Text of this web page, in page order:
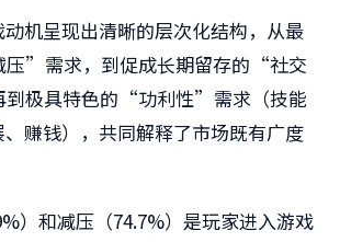
机呈现出清晰的层次化结构，从最
”需求，到促成长期留存的“社交
极具特色的“功利性”需求（技能
赚钱），共同解释了市场既有广度
）和减压（74.7%）是玩家进入游戏